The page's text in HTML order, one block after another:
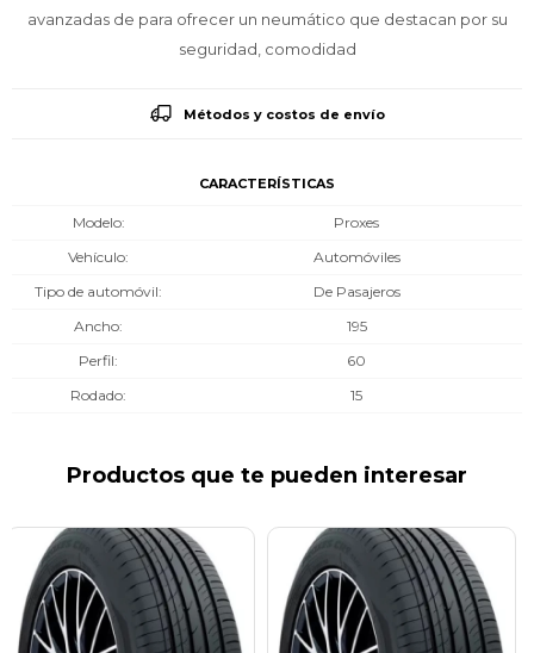
avanzadas de para ofrecer un neumático que destacan por su
seguridad, comodidad
Métodos y costos de envío
CARACTERÍSTICAS
Modelo
Proxes
Vehículo
Automóviles
Tipo de automóvil
De Pasajeros
Ancho
195
Perfil
60
Rodado
15
Productos que te pueden interesar